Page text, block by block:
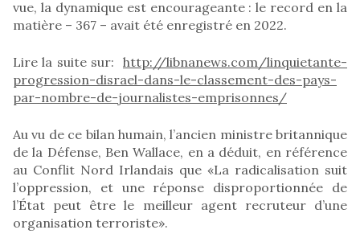
vue, la dynamique est encourageante : le record en la
matière – 367 – avait été enregistré en 2022.
Lire la suite sur: http://libnanews.com/linquietante-
progression-disrael-dans-le-classement-des-pays-
par-nombre-de-journalistes-emprisonnes/
Au vu de ce bilan humain, l’ancien ministre britannique
de la Défense, Ben Wallace, en a déduit, en référence
au Conflit Nord Irlandais que «La radicalisation suit
l’oppression, et une réponse disproportionnée de
l’État peut être le meilleur agent recruteur d’une
organisation terroriste».